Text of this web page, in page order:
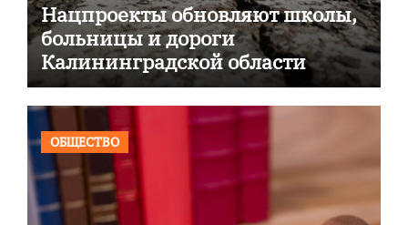
Нацпроекты обновляют школы,
больницы и дороги
Калининградской области
ОБЩЕСТВО